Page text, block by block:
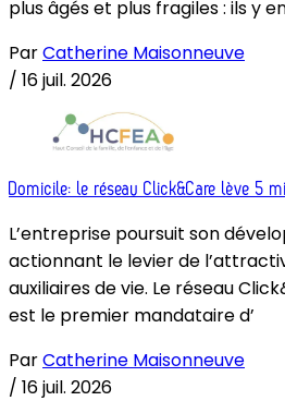
plus âgés et plus fragiles : ils y
ParCatherine Maisonneuve
/ 16 juil. 2026
Domicile: le réseau Click&Care lève 5
L’entreprise poursuit son
actionnant le levier de
auxiliaires de vie. Le réseau
est le premier mandataire d’
ParCatherine Maisonneuve
/ 16 juil. 2026